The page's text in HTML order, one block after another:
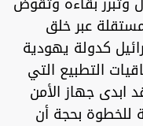
عبر خلق
كدولة يهودية
التطبيع التي
ابدى جهاز الأمن
للخطوة بحجة أن